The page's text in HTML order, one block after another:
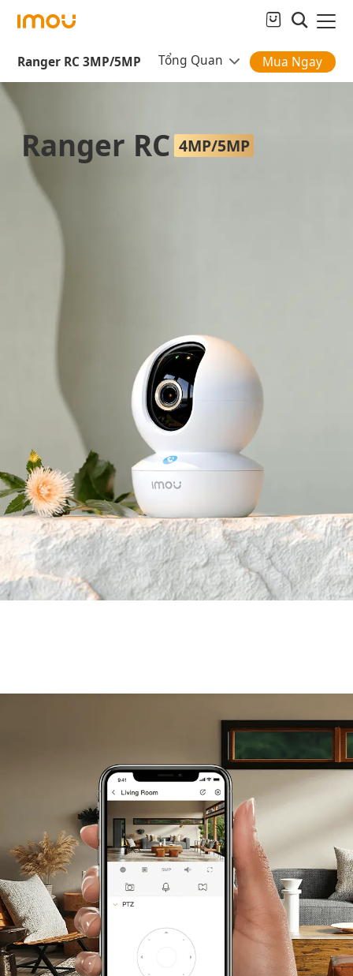
Ranger RC 3MP/5MP Tổng Quan Mua Ngay
Ranger RC 4MP/5MP